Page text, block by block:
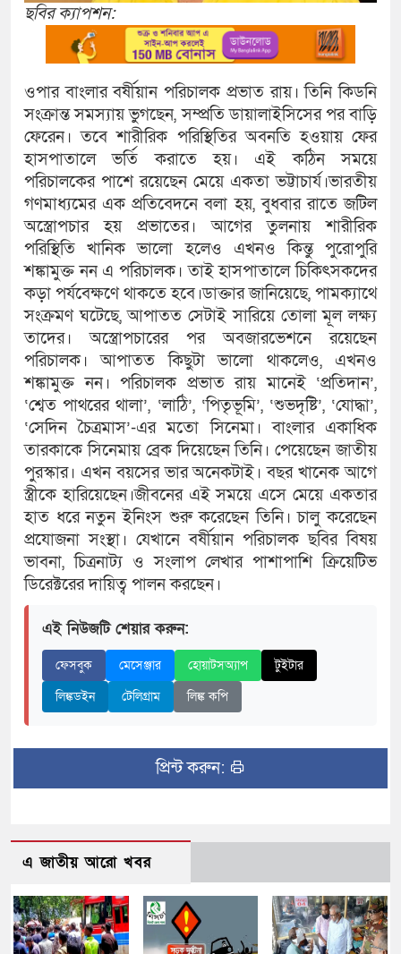
ছবির ক্যাপশন:
ওপার বাংলার বর্ষীয়ান পরিচালক প্রভাত রায়। তিনি কিডনি
সংক্রান্ত সমস্যায় ভুগছেন, সম্প্রতি ডায়ালাইসিসের পর বাড়ি
ফেরেন। তবে শারীরিক পরিস্থিতির অবনতি হওয়ায় ফের
হাসপাতালে ভর্তি করাতে হয়। এই কঠিন সময়ে
পরিচালকের পাশে রয়েছেন মেয়ে একতা ভট্টাচার্য।ভারতীয়
গণমাধ্যমের এক প্রতিবেদনে বলা হয়, বুধবার রাতে জটিল
অস্ত্রোপচার হয় প্রভাতের। আগের তুলনায় শারীরিক
পরিস্থিতি খানিক ভালো হলেও এখনও কিন্তু পুরোপুরি
শঙ্কামুক্ত নন এ পরিচালক। তাই হাসপাতালে চিকিৎসকদের
কড়া পর্যবেক্ষণে থাকতে হবে।ডাক্তার জানিয়েছে, পামক্যাথে
সংক্রমণ ঘটেছে, আপাতত সেটাই সারিয়ে তোলা মূল লক্ষ্য
তাদের। অস্ত্রোপচারের পর অবজারভেশনে রয়েছেন
পরিচালক। আপাতত কিছুটা ভালো থাকলেও, এখনও
শঙ্কামুক্ত নন। পরিচালক প্রভাত রায় মানেই ‘প্রতিদান’,
‘শ্বেত পাথরের থালা’, ‘লাঠি’, ‘পিতৃভূমি’, ‘শুভদৃষ্টি’, ‘যোদ্ধা’,
‘সেদিন চৈত্রমাস’-এর মতো সিনেমা। বাংলার একাধিক
তারকাকে সিনেমায় ব্রেক দিয়েছেন তিনি। পেয়েছেন জাতীয়
পুরস্কার। এখন বয়সের ভার অনেকটাই। বছর খানেক আগে
স্ত্রীকে হারিয়েছেন।জীবনের এই সময়ে এসে মেয়ে একতার
হাত ধরে নতুন ইনিংস শুরু করেছেন তিনি। চালু করেছেন
প্রযোজনা সংস্থা। যেখানে বর্ষীয়ান পরিচালক ছবির বিষয়
ভাবনা, চিত্রনাট্য ও সংলাপ লেখার পাশাপাশি ক্রিয়েটিভ
ডিরেক্টরের দায়িত্ব পালন করছেন।
এই নিউজটি শেয়ার করুন:
ফেসবুক মেসেঞ্জার হোয়াটসঅ্যাপ
টুইটার
লিঙ্কডইন
টেলিগ্রাম লিঙ্ক কপি
প্রিন্ট করুন:
এ জাতীয় আরো খবর